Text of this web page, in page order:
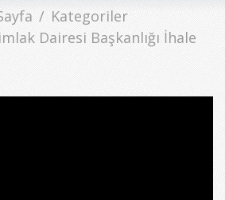
Kategoriler
Dairesi Başkanlığı İhale